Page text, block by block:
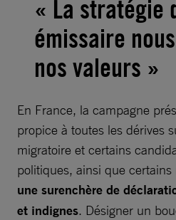
« La stratégie
émissaire
nos valeurs »
En France, la campagne
propice à toutes les dérives
migratoire et certains
politiques, ainsi que
une surenchère de
et indignes. Désigner un